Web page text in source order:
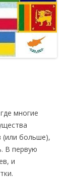
многие
(или больше),
В первую
и